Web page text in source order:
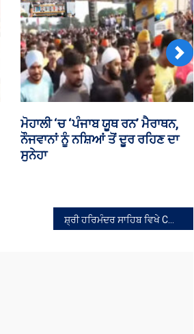
ਅੰਮ੍ਰਿਤਸਰ ਵਿੱਚ AAP ਦੇ ਸਾਬਕਾ
ਜ਼ਿਲ੍ਹਾ ਪ੍ਰਧਾਨ ਨੇ ਪਾਰਟੀ ਛੱਡੀ
Next